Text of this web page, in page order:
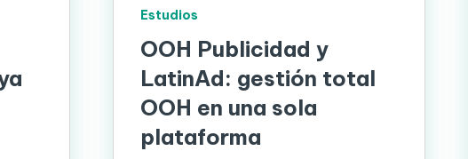
Estudios
OOH Publicidad y
LatinAd: gestión total
OOH en una sola
plataforma